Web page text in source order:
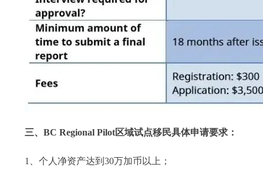
三、BC Regional Pilot区域试点移民具体申请要求：
1、个人净资产达到30万加币以上；